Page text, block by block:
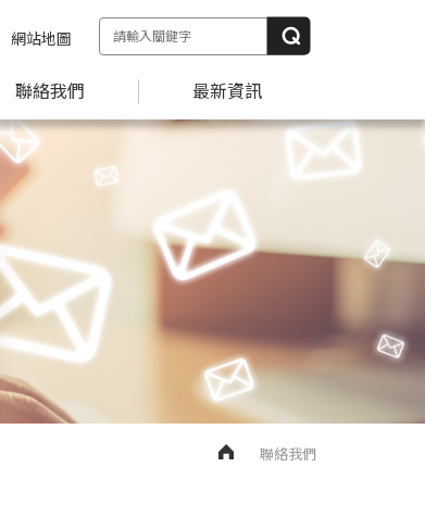
網站地圖
聯絡我們 最新資訊
聯絡我們